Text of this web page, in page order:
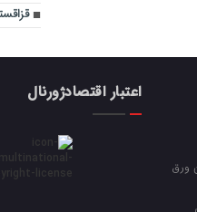
ورق
اعتبار اقتصادژورنال